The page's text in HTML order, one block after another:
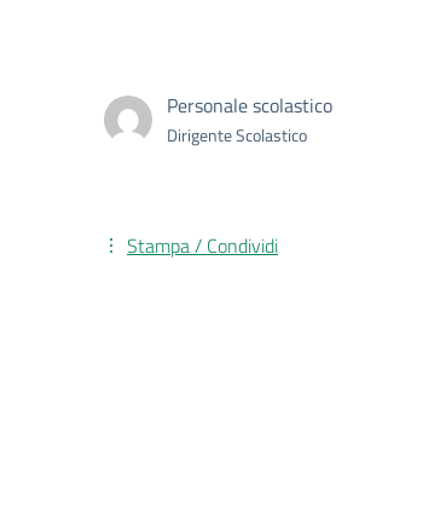
Personale scolastico
Dirigente Scolastico
Stampa / Condividi